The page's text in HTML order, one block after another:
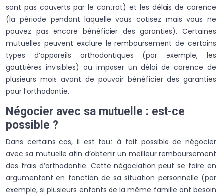
sont pas couverts par le contrat) et les délais de carence
(la période pendant laquelle vous cotisez mais vous ne
pouvez pas encore bénéficier des garanties). Certaines
mutuelles peuvent exclure le remboursement de certains
types d’appareils orthodontiques (par exemple, les
gouttières invisibles) ou imposer un délai de carence de
plusieurs mois avant de pouvoir bénéficier des garanties
pour l’orthodontie.
Négocier avec sa mutuelle : est-ce
possible ?
Dans certains cas, il est tout à fait possible de négocier
avec sa mutuelle afin d’obtenir un meilleur remboursement
des frais d’orthodontie. Cette négociation peut se faire en
argumentant en fonction de sa situation personnelle (par
exemple, si plusieurs enfants de la même famille ont besoin